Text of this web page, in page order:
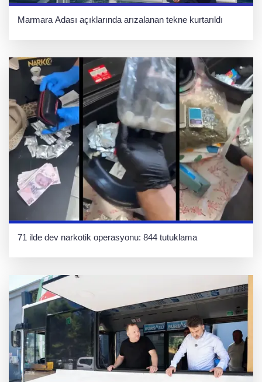
Marmara Adası açıklarında arızalanan tekne kurtarıldı
71 ilde dev narkotik operasyonu: 844 tutuklama